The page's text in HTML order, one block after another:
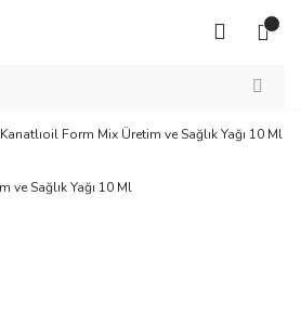
Kanatlıoil Form Mix Üretim ve Sağlık Yağı 10 Ml